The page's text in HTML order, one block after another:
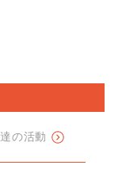
の活動